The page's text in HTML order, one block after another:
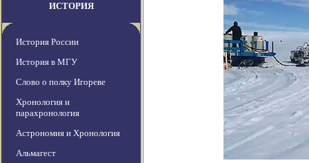
ИСТОРИЯ
История России
История в МГУ
Слово о полку Игореве
Хронология и
парахронология
Астрономия и Хронология
Альмагест